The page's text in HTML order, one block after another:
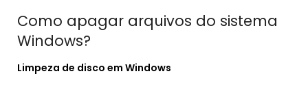
Como apagar arquivos do sistema
Windows?
Limpeza de disco em Windows